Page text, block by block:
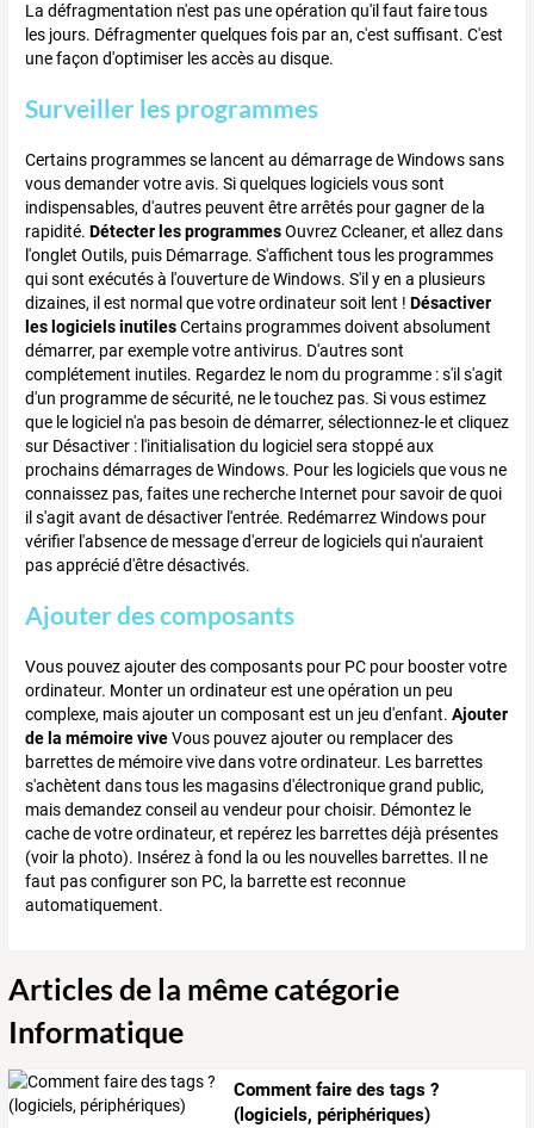
La défragmentation n'est pas une opération qu'il faut faire tous
les jours. Défragmenter quelques fois par an, c'est suffisant. C'est
une façon d'optimiser les accès au disque.
Surveiller les programmes
Certains programmes se lancent au démarrage de Windows sans
vous demander votre avis. Si quelques logiciels vous sont
indispensables, d'autres peuvent être arrêtés pour gagner de la
rapidité. Détecter les programmesOuvrez Ccleaner, et allez dans
l'onglet Outils, puis Démarrage. S'affichent tous les programmes
qui sont exécutés à l'ouverture de Windows. S'il y en a plusieurs
dizaines, il est normal que votre ordinateur soit lent ! Désactiver
les logiciels inutilesCertains programmes doivent absolument
démarrer, par exemple votre antivirus. D'autres sont
complétement inutiles. Regardez le nom du programme : s'il s'agit
d'un programme de sécurité, ne le touchez pas. Si vous estimez
que le logiciel n'a pas besoin de démarrer, sélectionnez-le et cliquez
sur Désactiver : l'initialisation du logiciel sera stoppé aux
prochains démarrages de Windows. Pour les logiciels que vous ne
connaissez pas, faites une recherche Internet pour savoir de quoi
il s'agit avant de désactiver l'entrée. Redémarrez Windows pour
vérifier l'absence de message d'erreur de logiciels qui n'auraient
pas apprécié d'être désactivés.
Ajouter des composants
Vous pouvez ajouter des composants pour PC pour booster votre
ordinateur. Monter un ordinateur est une opération un peu
complexe, mais ajouter un composant est un jeu d'enfant. Ajouter
de la mémoire viveVous pouvez ajouter ou remplacer des
barrettes de mémoire vive dans votre ordinateur. Les barrettes
s'achètent dans tous les magasins d'électronique grand public,
mais demandez conseil au vendeur pour choisir. Démontez le
cache de votre ordinateur, et repérez les barrettes déjà présentes
(voir la photo). Insérez à fond la ou les nouvelles barrettes. Il ne
faut pas configurer son PC, la barrette est reconnue
automatiquement.
Articles de la même catégorie
Informatique
Comment faire des tags ?
(logiciels, périphériques)